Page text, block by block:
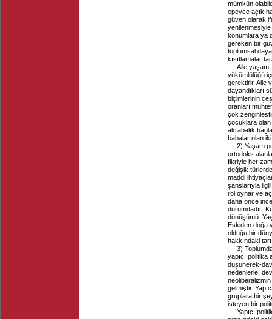
mümkün
epeyce açık
güven olarak
konumlara ya
gereken bir
toplumsal
kısıtlamalar
Aile
yükümlülüğü
gerektirir. Aile
dayandıkları
biçimlerinin
oranları
çok
çocuklara olan
akrabalık
babalar olan
2) Yaşam
ortodoks
fikriyle her
değişik
maddi
şanslarıyla
rol oynar ve
daha önce
durumdadır:
dönüşümü.
Eskiden doğa
olduğu bir
hakkındaki
3)
yapıcı politika
düşünerek-
nedenlerle,
gelmiştir.
gruplara bir
isteyen bir
Yapıcı